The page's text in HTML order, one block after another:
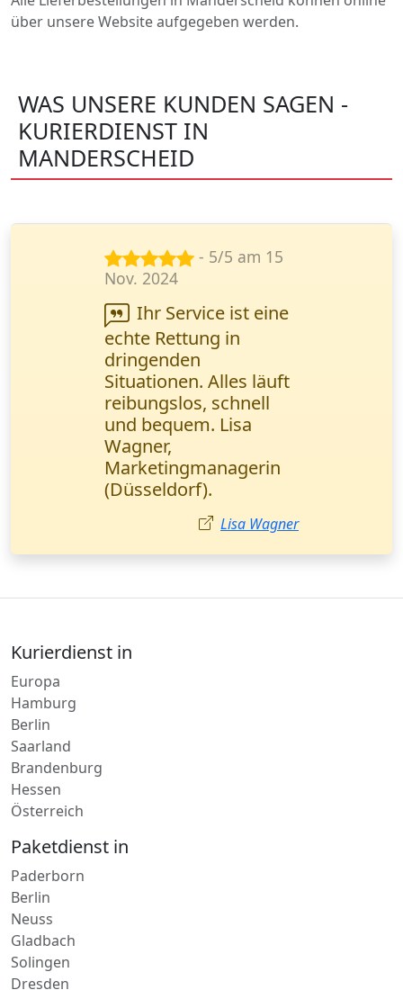
über unsere Website aufgegeben werden.
WAS UNSERE KUNDEN SAGEN -
KURIERDIENST IN
MANDERSCHEID
- 5/5 am 5
Jan. 2024
Schnelle Lieferung
technischer
Dokumentationen -
genau das, was wir
brauchen. Das Online-
Tracking funktioniert
einwandfrei. Alexander
Becker, IT-Spezialist
Stuttgart.
Alexander Becker
Kurierdienst in
Europa
Hamburg
Berlin
Saarland
Brandenburg
Hessen
Österreich
Paketdienst in
Paderborn
Berlin
Neuss
Gladbach
Solingen
Dresden